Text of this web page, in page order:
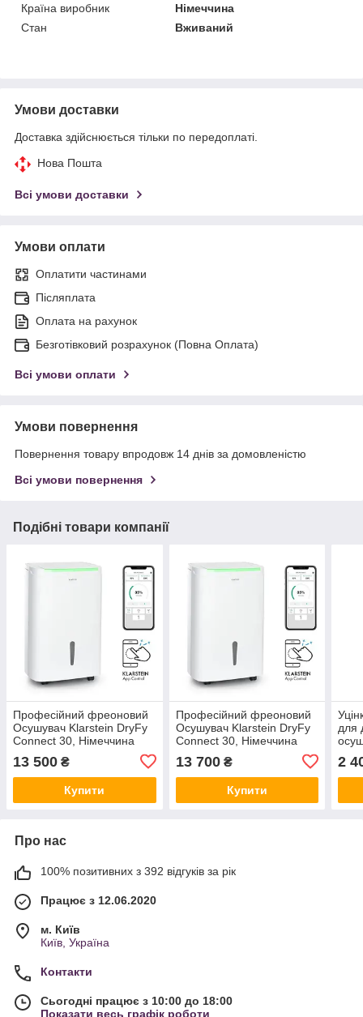
Країна виробник
Німеччина
Стан
Вживаний
Умови доставки
Доставка здійснюється тільки по передоплаті.
Нова Пошта
Всі умови доставки
Умови оплати
Оплатити частинами
Післяплата
Оплата на рахунок
Безготівковий розрахунок (Повна Оплата)
Всі умови оплати
Умови повернення
Повернення товару впродовж 14 днів за домовленістю
Всі умови повернення
Подібні товари компанії
Професійний фреоновий
Осушувач Klarstein DryFy
Connect 30, Німеччина
13 500 ₴
Купити
Професійний фреоновий
Осушувач Klarstein DryFy
Connect 30, Німеччина
13 700₴
Купити
для
2
Про нас
100% позитивних з 392 відгуків за рік
Працює з 12.06.2020
м. Київ
Київ, Україна
Контакти
Сьогодні працює з 10:00 до 18:00
Показати весь графік роботи